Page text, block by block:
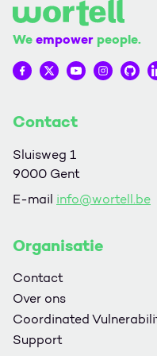
Weempower people.
Contact
Sluisweg 1
9000 Gent
E-mail info@wortell.be
Organisatie
Contact
Over ons
Coordinated
Support